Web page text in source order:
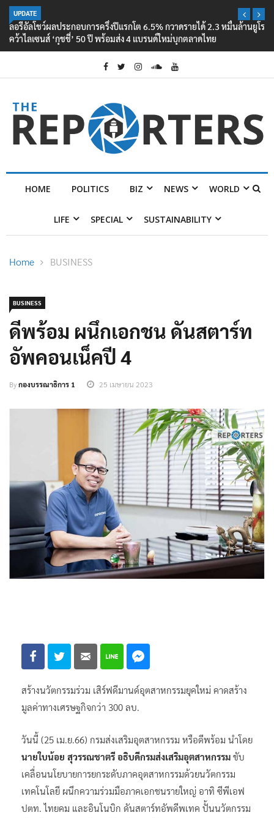
UPDATE
ลอรีอัลโชว์ผลประกอบการครึ่งปีแรกโต 6.5% กวาดรายได้ 2.3 หมื่นล้านยูโร
คว้าไลเซนส์ ‘กุชชี่’ 50 ปี พร้อมส่ง 4 แบรนด์ใหม่บุกตลาดไทย
HOME POLITICS BIZ NEWS WORLD
LIFE SPECIAL SUSTAINABILITY
Home BUSINESS
BUSINESS
ดีพร้อม ผนึกเอกชน ดันสตาร์ท
อัพคอนเน็คปี 4
Byกองบรรณาธิการ 1 25 เมษายน 2023
สร้างนวัตกรรมร่วม เสิร์ฟดีมานด์อุตสาหกรรมยุคใหม่ คาดสร้าง
มูลค่าทางเศรษฐกิจกว่า 300 ลบ.
วันนี้ (25 เม.ย.66) กรมส่งเสริมอุตสาหกรรม หรือดีพร้อม นำโดย
นายใบน้อย สุวรรณชาตรี อธิบดีกรมส่งเสริมอุตสาหกรรม ขับ
เคลื่อนนโยบายการยกระดับภาคอุตสาหกรรมด้วยนวัตกรรม
เทคโนโลยี ผนึกความร่วมมือภาคเอกชนรายใหญ่ อาทิ ซีพีเอฟ
ปตท. ไทยคม และอินโนบิก ดันสตาร์ทอัพดีพเทค ปั้นนวัตกรรม